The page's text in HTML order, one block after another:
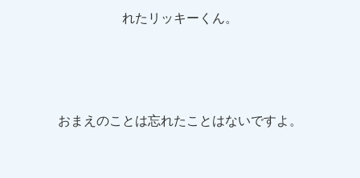
れたリッキーくん。
おまえのことは忘れたことはないですよ。